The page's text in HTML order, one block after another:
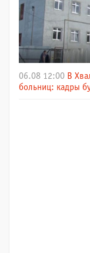
06.08 12:00 В
больниц: кадры